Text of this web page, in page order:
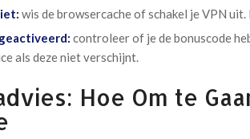
wis de browsercache of schakel je VPN
controleer of je de bonuscode
als deze niet verschijnt.
Hoe Om te